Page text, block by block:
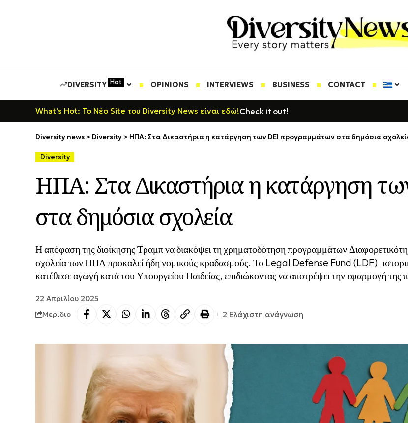
DIVERSITY Hot OPINIONS INTERVIEWS BUSINESS CONTACT
What's Hot: Το Νέο Site του Diversity News είναι εδώ!Check it out!
Diversity news> Diversity> ΗΠΑ: Στα Δικαστήρια η κατάργηση των DEI προγραμμάτων στα δημόσια
Diversity
ΗΠΑ: Στα Δικαστήρια η κατάργηση
στα δημόσια σχολεία
Η απόφαση της διοίκησης Τραμπ να διακόψει τη χρηματοδότηση προγραμμάτων
σχολεία των ΗΠΑ προκαλεί ήδη νομικούς κραδασμούς. Το Legal Defense Fund (LDF),
κατέθεσε αγωγή κατά του Υπουργείου Παιδείας, επιδιώκοντας να αποτρέψει την εφαρμογή της
22 Απριλίου 2025
Μερίδιο 2 Ελάχιστη ανάγνωση